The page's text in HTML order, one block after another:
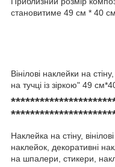
становитиме 49 см * 40 см
Вінілові наклейки на
на тучці із зіркою" 49
Наклейка на стіну,
наклейок, декоративні
на шпалери, стикери,